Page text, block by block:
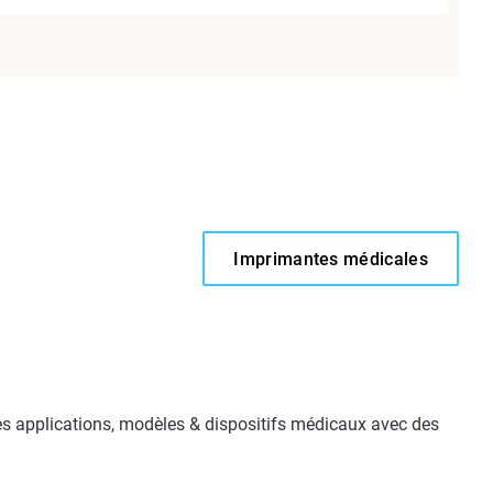
Imprimantes médicales
applications, modèles & dispositifs médicaux avec des